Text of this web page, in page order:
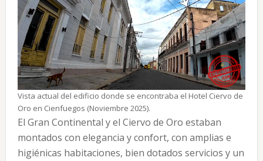
Vista actual del edificio donde se encontraba el Hotel Ciervo de
Oro en Cienfuegos (Noviembre 2025).
El Gran Continental y el Ciervo de Oro estaban
montados con elegancia y confort, con amplias e
higiénicas habitaciones, bien dotados servicios y un